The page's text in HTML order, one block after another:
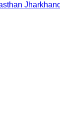
Jharkhand